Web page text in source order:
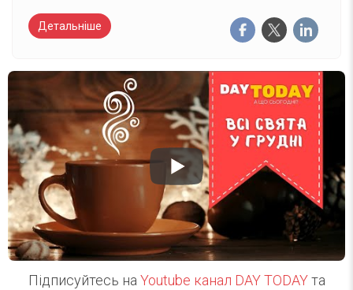
Детальніше
Підписуйтесь на Youtube канал DAY TODAYта